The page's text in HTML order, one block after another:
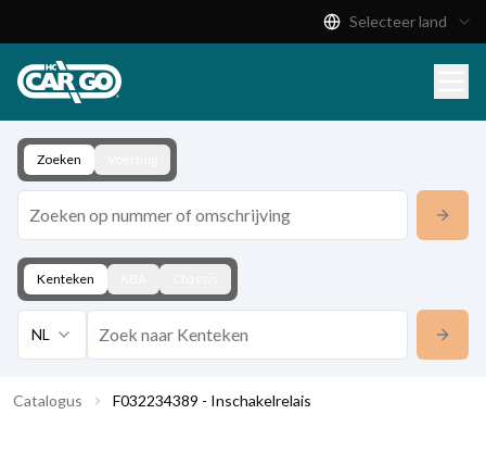
Download
Contact
Selecteer land
Zoeken
Kenteken
NL
Catalogus F032234389 - Inschakelrelais